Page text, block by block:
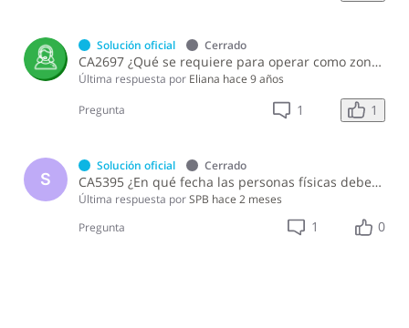
Solución oficial Cerrado
CA2697 ¿Qué se requiere para operar como zona franca comercial?
Última respuesta por Eliana hace 9 años
Pregunta 1 1
S
Solución oficial Cerrado
CA5395 ¿En qué fecha las personas físicas deben pagar el Impuesto de Ganancia de Capital en la enajenación de inmuebles?
Última respuesta porSPB hace 2 meses
Pregunta
1 0